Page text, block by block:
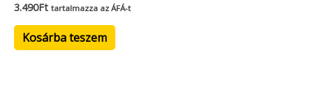
3.490Ft tartalmazza az ÁFÁ-t
Kosárba teszem